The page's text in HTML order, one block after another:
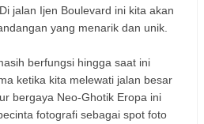
jalan Ijen Boulevard ini kita akan
yang menarik dan unik.
berfungsi hingga saat ini
ketika kita melewati jalan besar
bergaya Neo-Ghotik Eropa ini
fotografi sebagai spot foto